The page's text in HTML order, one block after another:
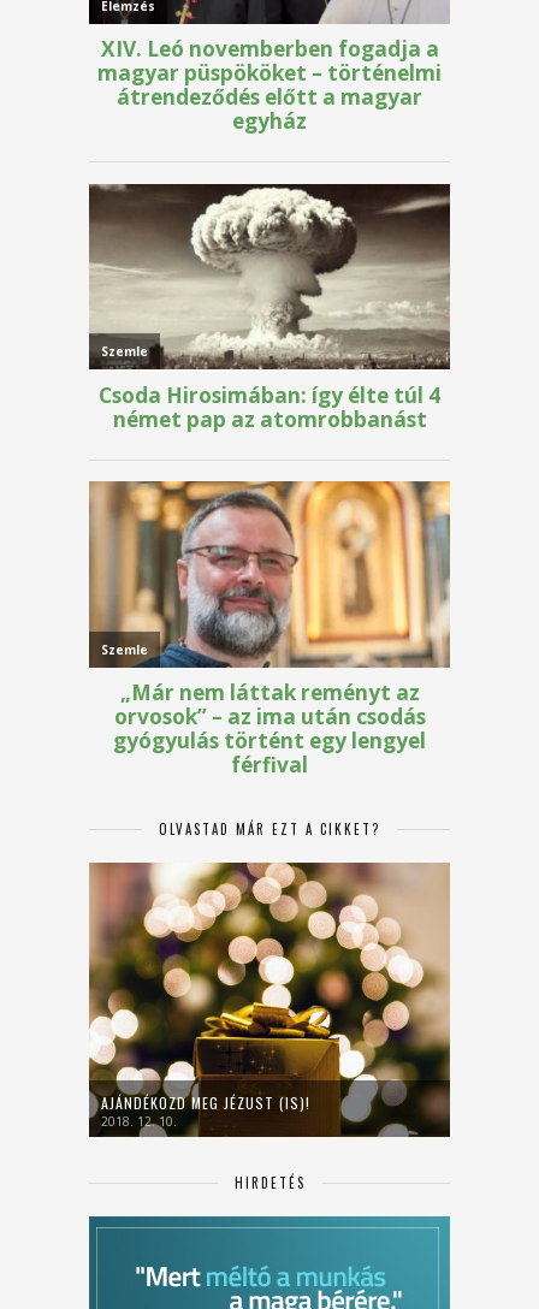
OLVASTAD MÁR EZT A CIKKET?
AJÁNDÉKOZD MEG JÉZUST (IS)!
2018. 12. 10.
HIRDETÉS